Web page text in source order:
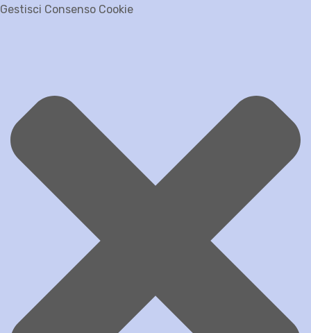
Gestisci Consenso Cookie